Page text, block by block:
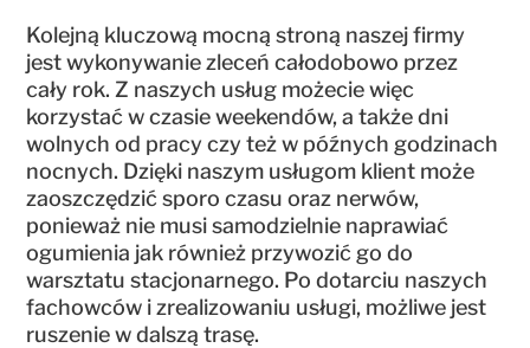
Kolejną kluczową mocną stroną naszej firmy
jest wykonywanie zleceń całodobowo przez
cały rok. Z naszych usług możecie więc
korzystać w czasie weekendów, a także dni
wolnych od pracy czy też w późnych godzinach
nocnych. Dzięki naszym usługom klient może
zaoszczędzić sporo czasu oraz nerwów,
ponieważ nie musi samodzielnie naprawiać
ogumienia jak również przywozić go do
warsztatu stacjonarnego. Po dotarciu naszych
fachowców i zrealizowaniu usługi, możliwe jest
ruszenie w dalszą trasę.